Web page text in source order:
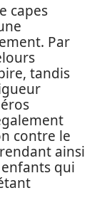
capes
Par
tandis
contre le
ainsi
qui